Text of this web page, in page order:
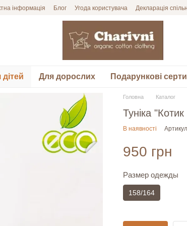
інформація Блог Угода користувача Декларація
Для дорослих Подарункові
Головна Каталог
Туніка
В наявності
950 грн
Размер одежды
158/164